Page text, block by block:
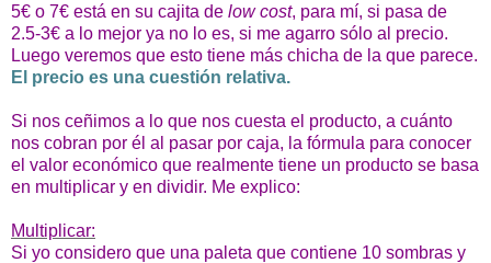
5€ o 7€ está en su cajita de low cost, para mí, si pasa de
2.5-3€ a lo mejor ya no lo es, si me agarro sólo al precio.
Luego veremos que esto tiene más chicha de la que parece.
El precio es una cuestión relativa.
Si nos ceñimos a lo que nos cuesta el producto, a cuánto
nos cobran por él al pasar por caja, la fórmula para conocer
el valor económico que realmente tiene un producto se basa
en multiplicar y en dividir. Me explico:
Multiplicar:
Si yo considero que una paleta que contiene 10 sombras y